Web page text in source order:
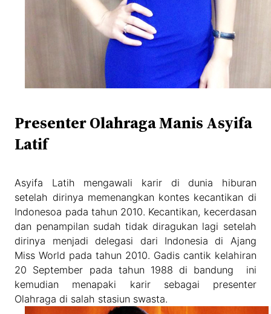
Presenter Olahraga Manis Asyifa
Latif
Asyifa Latih mengawali karir di dunia hiburan
setelah dirinya memenangkan kontes kecantikan di
Indonesoa pada tahun 2010. Kecantikan, kecerdasan
dan penampilan sudah tidak diragukan lagi setelah
dirinya menjadi delegasi dari Indonesia di Ajang
Miss World pada tahun 2010. Gadis cantik kelahiran
20 September pada tahun 1988 di bandung ini
kemudian menapaki karir sebagai presenter
Olahraga di salah stasiun swasta.